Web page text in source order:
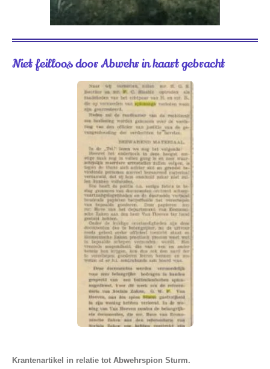
Niet feilloos door Abwehr in kaart gebracht
Krantenartikel in relatie tot Abwehrspion Sturm.